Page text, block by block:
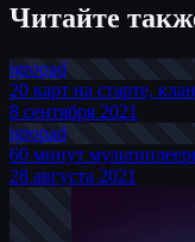
Читайте
igropad
20 карт на старте,
8 сентября 2021
igropad
60 минут
28 августа 2021